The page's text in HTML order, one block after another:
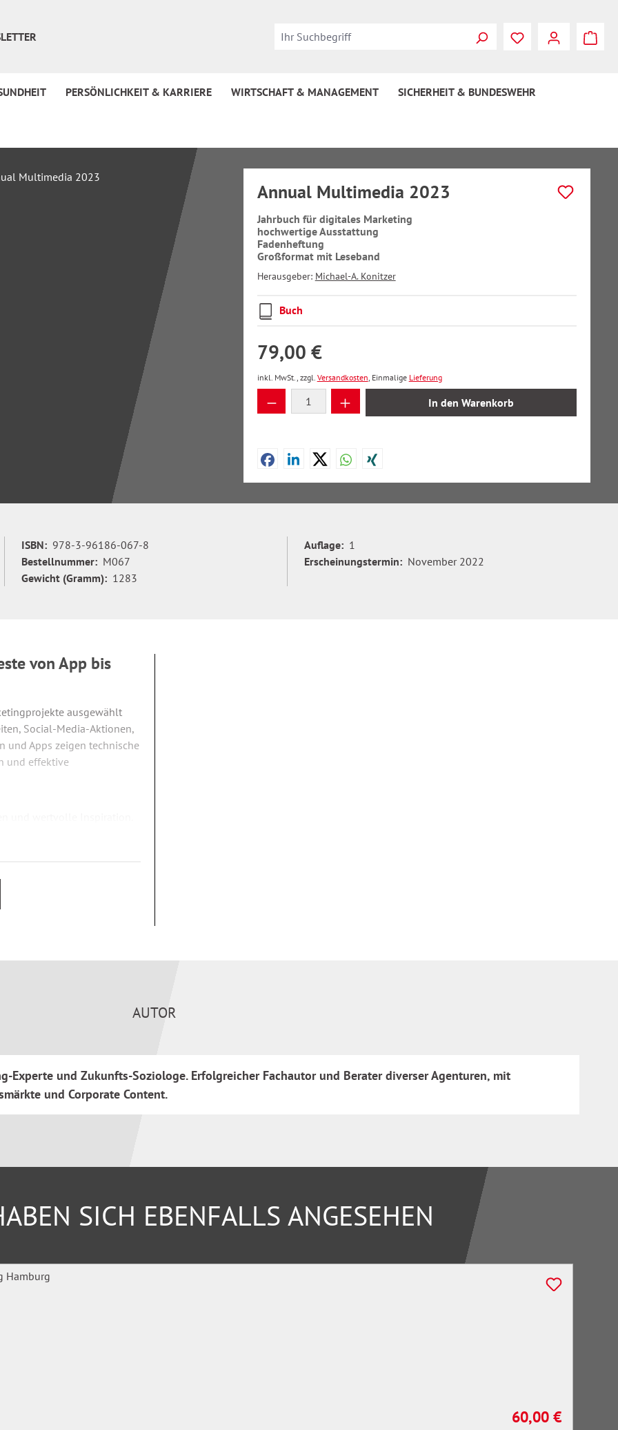
PERSÖNLICHKEIT & KARRIERE WIRTSCHAFT & MANAGEMENT SICHERHEIT & BUNDESWEHR
Annual Multimedia 2023
Jahrbuch für digitales Marketing
hochwertige Ausstattung
Fadenheftung
Großformat mit Leseband
Herausgeber: Michael-A. Konitzer
Buch
79,00 €
inkl. MwSt., zzgl. Versandkosten, Einmalige Lieferung
Produkt Anzahl: Gib den gewünschten Wert ein
In den Warenkorb
ISBN: 978-3-96186-067-8
Bestellnummer: M067
Gewicht (Gramm): 1283
Auflage: 1
Erscheinungstermin: November 2022
von App bis
ausgewählt
Social-Media-Aktionen,
und Apps zeigen technische
und effektive
-designer, Grafikerinnen
AUTOR
Experte und Zukunfts-Soziologe. Erfolgreicher Fachautor und Berater diverser Agenturen, mit
und Corporate Content.
SICH EBENFALLS ANGESEHEN
Regulärer Preis:
60,00 €